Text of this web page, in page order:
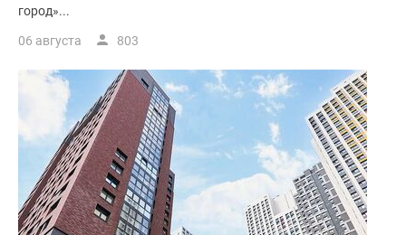
город»...
06 августа 803